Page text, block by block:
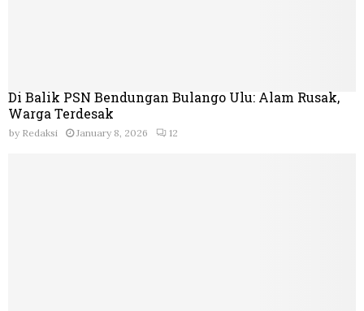
Di Balik PSN Bendungan Bulango Ulu: Alam Rusak,
Warga Terdesak
by Redaksi January 8, 2026 12